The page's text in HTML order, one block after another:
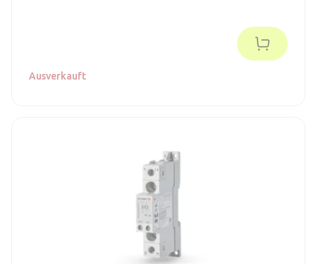
Ausverkauft